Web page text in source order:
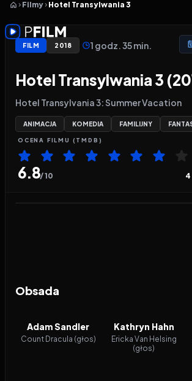
Filmy Hotel Transylwania 3
FILM 2018 1 godz. 35 min.
Hotel Transylwania 3
Hotel Transylvania 3: Summer Vacation
ANIMACJA KOMEDIA FAMILIJNY
OCENA FILMU (TMDB)
6.8/ 10 4
Obsada
Adam Sandler
Count Dracula (głos)
Kathryn Hahn
Ericka Van Helsing
(głos)